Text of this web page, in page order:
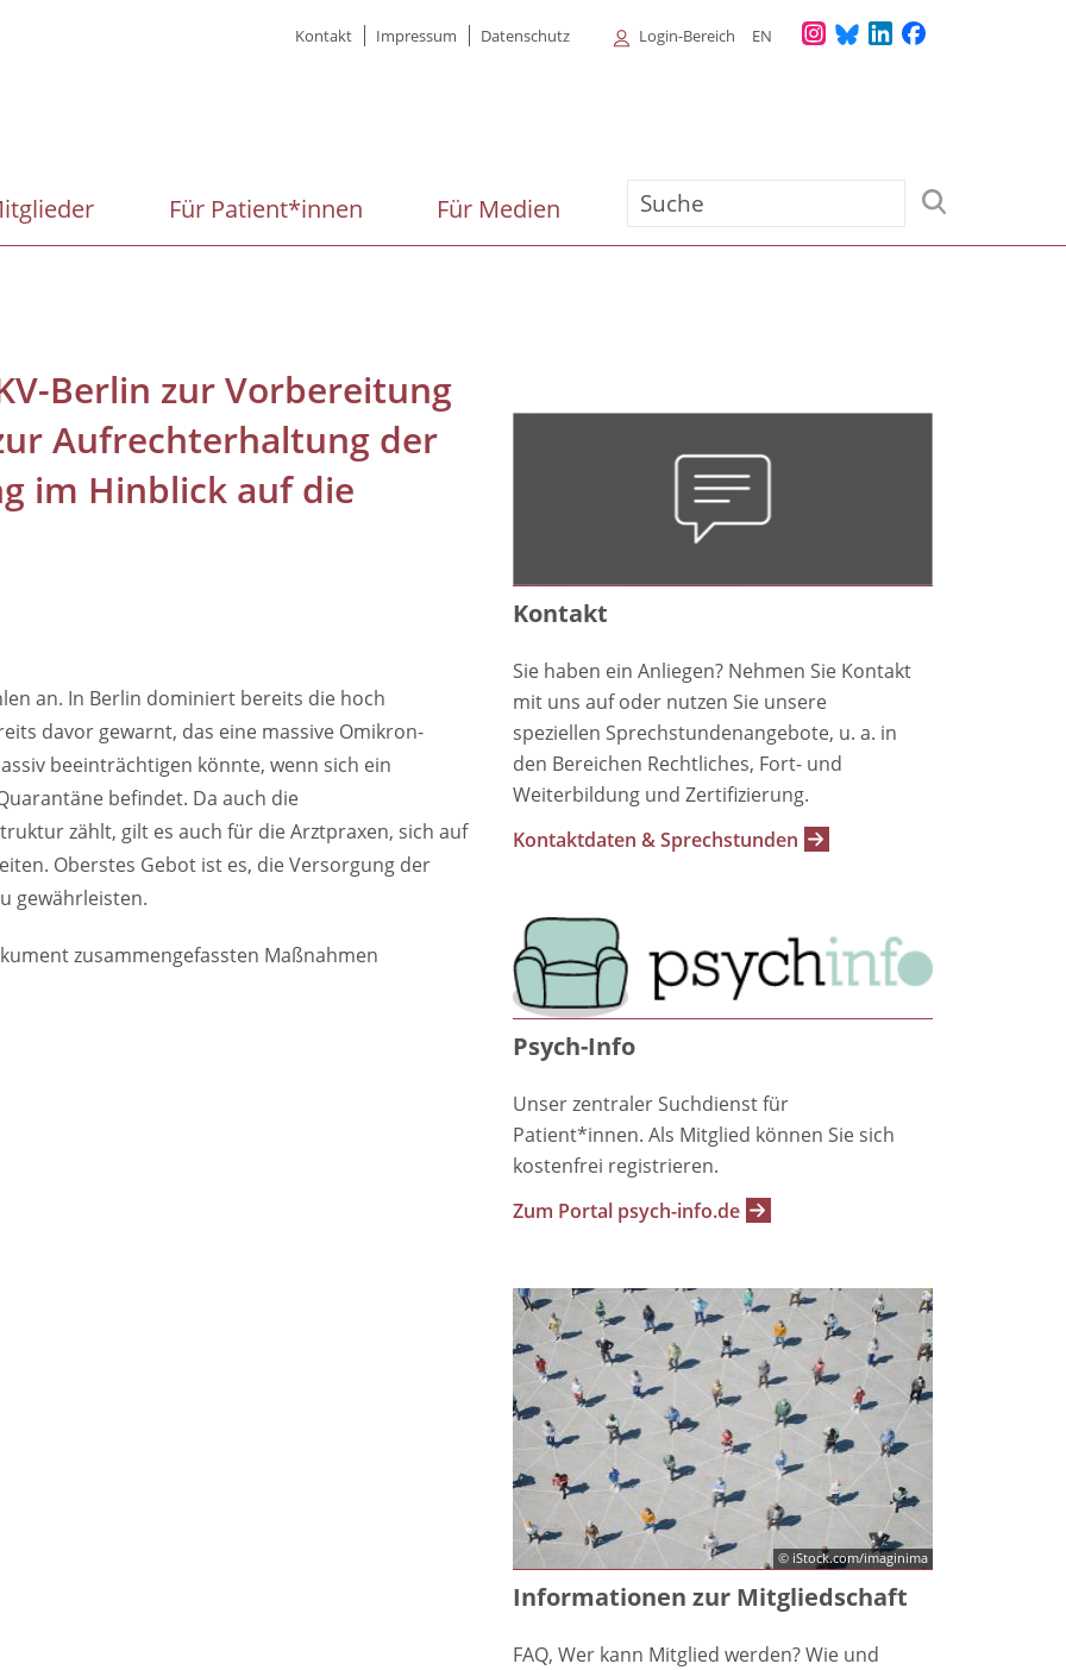
Meta
Kontakt Impressum Datenschutz
LoginLogin-Bereich EN
Für Patient*innen Für Medien Suche
Berlin zur Vorbereitung
Aufrechterhaltung der
im Hinblick auf die
an. In Berlin dominiert bereits die hoch
davor gewarnt, das eine massive Omikron-
beeinträchtigen könnte, wenn sich ein
befindet. Da auch die
zählt, gilt es auch für die Arztpraxen, sich auf
Oberstes Gebot ist es, die Versorgung der
gewährleisten.
zusammengefassten Maßnahmen
Kontakt
Sie haben ein Anliegen? Nehmen Sie Kontakt
mit uns auf oder nutzen Sie unsere
speziellen Sprechstundenangebote, u. a. in
den Bereichen Rechtliches, Fort- und
Weiterbildung und Zertifizierung.
Kontaktdaten & Sprechstunden
Psych-Info
Unser zentraler Suchdienst für
Patient*innen. Als Mitglied können Sie sich
kostenfrei registrieren.
Zum Portal psych-info.de
© iStock.com/imaginima
Informationen zur Mitgliedschaft
FAQ, Wer kann Mitglied werden? Wie und